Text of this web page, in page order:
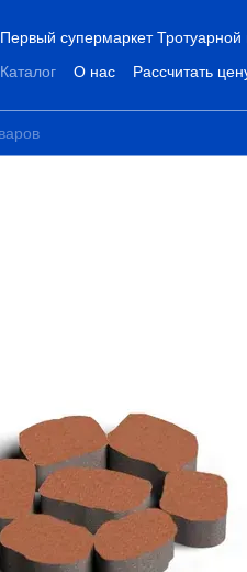
Первый супермаркет Тротуарной
Каталог
О нас Рассчитать